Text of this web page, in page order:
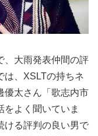
、大雨発表仲間の評
は、XSLTの持ちネ
優太さん「歌志内市
よく聞いていま
ける評判の良い男で